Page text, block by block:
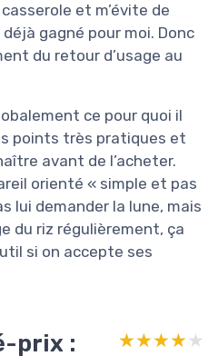
et m’évite de
gagné pour moi. Donc
du retour d’usage au
ce pour quoi il
points très pratiques et
avant de l’acheter.
orienté « simple et pas
lui demander la lune, mais
du riz régulièrement, ça
si on accepte ses
prix : ★★★★★
★★★★★